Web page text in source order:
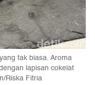
tak biasa. Aroma
lapisan cokelat
Riska Fitria